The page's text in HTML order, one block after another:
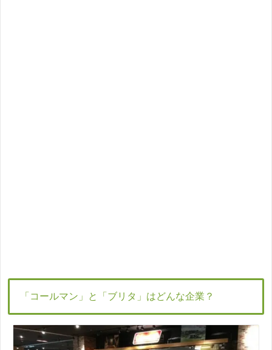
「コールマン」と「ブリタ」はどんな企業？